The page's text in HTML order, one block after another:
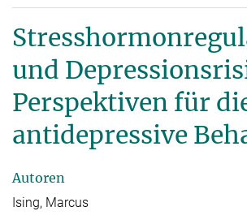
und
Perspektiven für
antidepressive
Autoren
Ising, Marcus